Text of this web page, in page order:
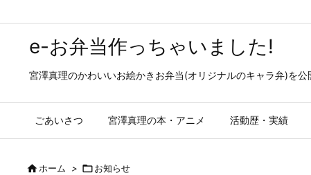
e-お弁当作っちゃいました!
宮澤真理のかわいいお絵かきお弁当(オリジナルのキャラ弁)を
ごあいさつ 宮澤真理の本・アニメ 活動歴・実績
ホーム > お知らせ